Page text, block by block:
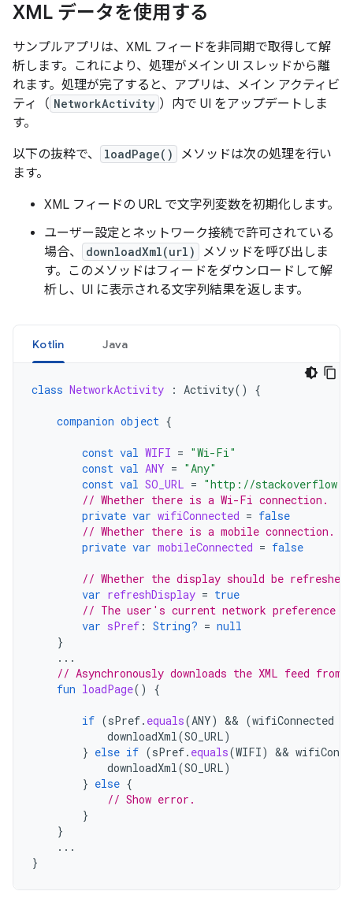
XML データを使用する
サンプルアプリは、XML フィードを非同期で取得して解
析します。これにより、処理がメイン UI スレッドから離
れます。処理が完了すると、アプリは、メイン アクティビ
ティ（ NetworkActivity ）内で UI をアップデートしま
す。
以下の抜粋で、
loadPage()
メソッドは次の処理を行い
ます。
XML フィードの URL で文字列変数を初期化します。
ユーザー設定とネットワーク接続で許可されている
場合、
downloadXml(url)
メソッドを呼び出しま
す。このメソッドはフィードをダウンロードして解
析し、UI に表示される文字列結果を返します。
Kotlin Java
class NetworkActivity : Activity() {
companion object {
const val WIFI = "Wi-Fi"
const val ANY = "Any"
const val SO_URL = "http://
// Whether there is a Wi-Fi connection.
private var wifiConnected = false
// Whether there is a mobile connection.
private var mobileConnected = false
// Whether the display should be refreshed.
var refreshDisplay = true
// The user's current network preference
var sPref : String? = null
}
...
// Asynchronously downloads the XML feed from
fun loadPage() {
if (sPref. equals(ANY) && (wifiConnected
downloadXml(SO_URL)
} else if (sPref. equals(WIFI) &&
downloadXml(SO_URL)
} else {
// Show error.
}
}
...
}